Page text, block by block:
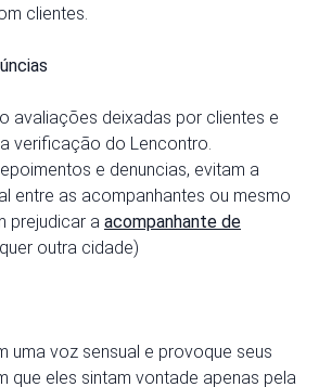
clientes.
avaliações deixadas por clientes e
verificação do Lencontro.
e denuncias, evitam a
entre as acompanhantes ou mesmo
prejudicar a acompanhante de
outra cidade)
uma voz sensual e provoque seus
que eles sintam vontade apenas pela